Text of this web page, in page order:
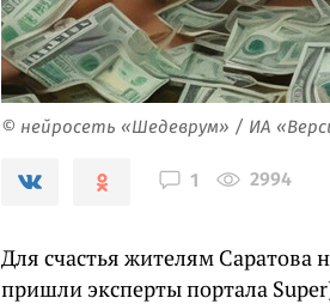
© нейросеть «Шедеврум» / ИА
1 2994
Для счастья жителям Саратова
пришли эксперты портала